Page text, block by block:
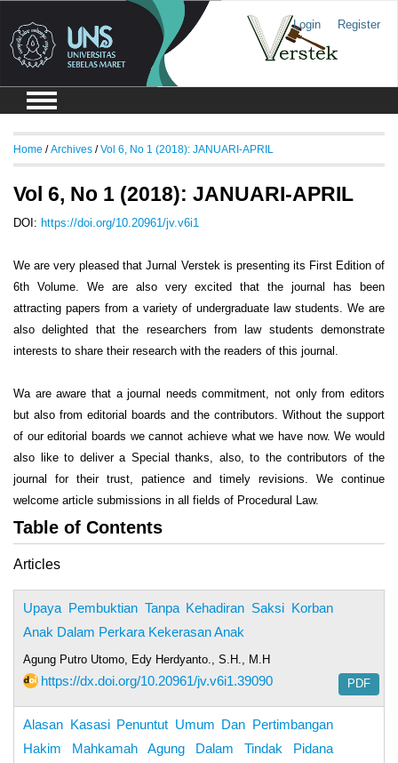
Login Register
Home /Archives /Vol 6, No 1 (2018): JANUARI-APRIL
Vol 6, No 1 (2018): JANUARI-APRIL
DOI: https://doi.org/10.20961/jv.v6i1
We are very pleased that Jurnal Verstek is presenting its First Edition of
6th Volume. We are also very excited that the journal has been
attracting papers from a variety of undergraduate law students. We are
also delighted that the researchers from law students demonstrate
interests to share their research with the readers of this journal.
Wa are aware that a journal needs commitment, not only from editors
but also from editorial boards and the contributors. Without the support
of our editorial boards we cannot achieve what we have now. We would
also like to deliver a Special thanks, also, to the contributors of the
journal for their trust, patience and timely revisions. We continue
welcome article submissions in all fields of Procedural Law.
Table of Contents
Articles
Upaya Pembuktian Tanpa Kehadiran Saksi Korban
Anak Dalam Perkara Kekerasan Anak
Agung Putro Utomo, Edy Herdyanto., S.H., M.H
https://dx.doi.org/10.20961/jv.v6i1.39090 PDF
Alasan Kasasi Penuntut Umum Dan Pertimbangan
Hakim Mahkamah Agung Dalam Tindak Pidana